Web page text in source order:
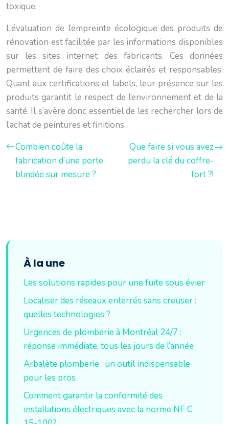
toxique.
L’évaluation de l’empreinte écologique des produits de
rénovation est facilitée par les informations disponibles
sur les sites internet des fabricants. Ces données
permettent de faire des choix éclairés et responsables.
Quant aux certifications et labels, leur présence sur les
produits garantit le respect de l’environnement et de la
santé. Il s’avère donc essentiel de les rechercher lors de
l’achat de peintures et finitions.
Combien coûte la
fabrication d’une porte
blindée sur mesure ?
Que faire si vous avez
perdu la clé du coffre-
fort ?!
À la une
Les solutions rapides pour une fuite sous évier
Localiser des réseaux enterrés sans creuser :
quelles technologies ?
Urgences de plomberie à Montréal 24/7 :
réponse immédiate, tous les jours de l’année
Arbalète plomberie : un outil indispensable
pour les pros
Comment garantir la conformité des
installations électriques avec la norme NF C